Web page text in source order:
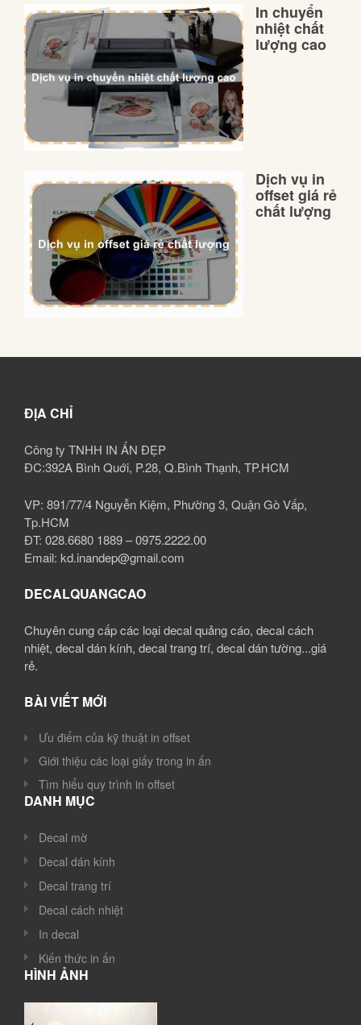
In chuyển
nhiệt chất
lượng cao
Dịch vụ in
offset giá rẻ
chất lượng
ĐỊA CHỈ
Công ty TNHH IN ẤN ĐẸP
ĐC:392A Bình Quới, P.28, Q.Bình Thạnh, TP.HCM
VP: 891/77/4 Nguyễn Kiệm, Phường 3, Quận Gò Vấp,
Tp.HCM
ĐT: 028.6680 1889 – 0975.2222.00
Email: kd.inandep@gmail.com
DECALQUANGCAO
Chuyên cung cấp các loại decal quảng cáo, decal cách
nhiệt, decal dán kính, decal trang trí, decal dán tường...giá
rẻ.
BÀI VIẾT MỚI
Ưu điểm của kỹ thuật in offset
Giới thiệu các loại giấy trong in ấn
Tìm hiểu quy trình in offset
DANH MỤC
Decal mờ
Decal dán kính
Decal trang trí
Decal cách nhiệt
In decal
Kiến thức in ấn
HÌNH ẢNH